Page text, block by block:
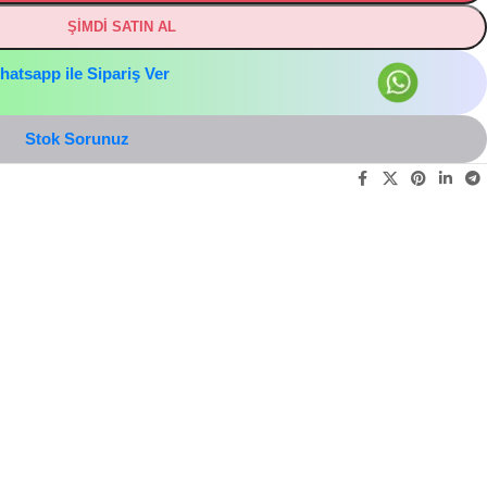
ŞİMDİ SATIN AL
ile Sipariş Ver
Stok Sorunuz